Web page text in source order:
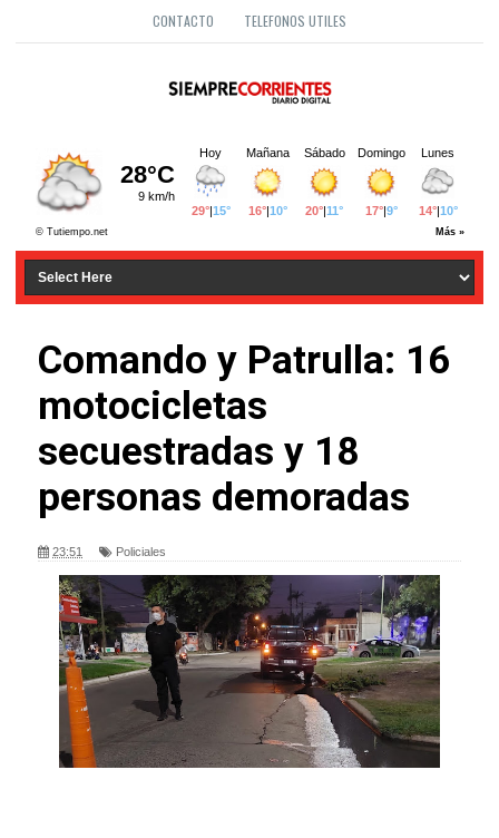
CONTACTO TELEFONOS UTILES
Comando y Patrulla: 16
motocicletas
secuestradas y 18
personas demoradas
23:51 Policiales